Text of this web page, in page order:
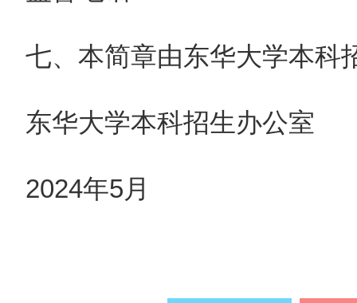
七、本简章由东华大学本科
东华大学本科招生办公室
2024年5月